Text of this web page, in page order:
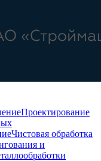
Проектирование
Чистовая обработка
и